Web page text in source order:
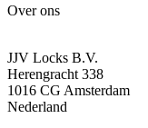
Over ons
JJV Locks B.V.
Herengracht 338
1016 CG Amsterdam
Nederland